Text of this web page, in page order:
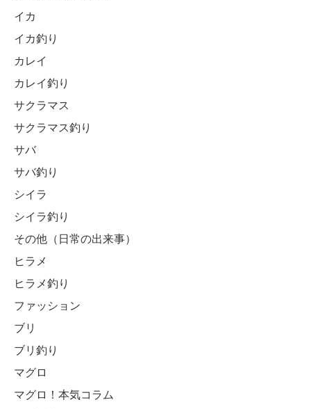
イカ
イカ釣り
カレイ
カレイ釣り
サクラマス
サクラマス釣り
サバ
サバ釣り
シイラ
シイラ釣り
その他（日常の出来事）
ヒラメ
ヒラメ釣り
ファッション
ブリ
ブリ釣り
マグロ
マグロ！本気コラム